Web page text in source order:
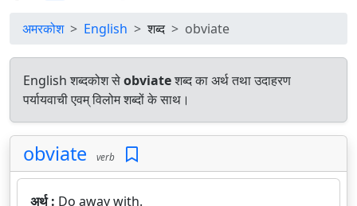
अमरकोश English शब्द obviate
English शब्दकोश सेobviateशब्द का अर्थ तथा उदाहरण
पर्यायवाची एवम् विलोम शब्दों के साथ।
obviate verb
अर्थ : Do away with.